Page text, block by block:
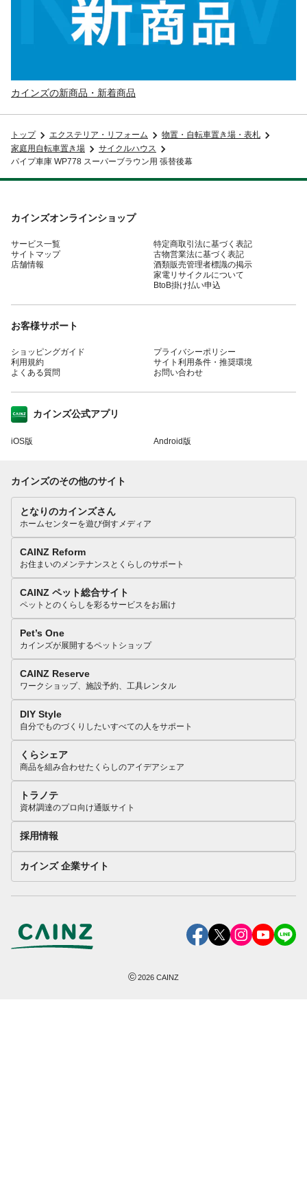
カインズの新商品・新着商品
トップ エクステリア・リフォーム
物置・自転車置き場・表札
家庭用自転車置き場
サイクルハウス
パイプ車庫 WP778 スーパーブラウン用 張替後幕
カインズオンラインショップ
サービス一覧
サイトマップ
店舗情報
特定商取引法に基づく表記
古物営業法に基づく表記
酒類販売管理者標識の掲示
家電リサイクルについて
BtoB掛け払い申込
お客様サポート
ショッピングガイド
利用規約
よくある質問
プライバシーポリシー
サイト利用条件・推奨環境
お問い合わせ
カインズ公式アプリ
iOS版 Android版
カインズのその他のサイト
となりのカインズさん
ホームセンターを遊び倒すメディア
CAINZ Reform
お住まいのメンテナンスとくらしのサポート
CAINZ ペット総合サイト
ペットとのくらしを彩るサービスをお届け
Pet’s One
カインズが展開するペットショップ
CAINZ Reserve
ワークショップ、施設予約、工具レンタル
DIY Style
自分でものづくりしたいすべての人をサポート
くらシェア
商品を組み合わせたくらしのアイデアシェア
トラノテ
資材調達のプロ向け通販サイト
採用情報
カインズ 企業サイト
©2026 CAINZ